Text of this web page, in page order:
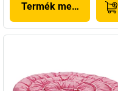
Termék megjelenítése